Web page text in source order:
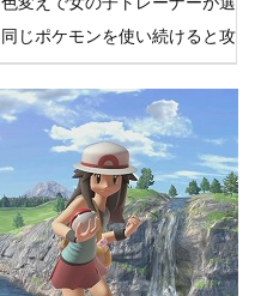
同じポケモンを使い続けると攻撃